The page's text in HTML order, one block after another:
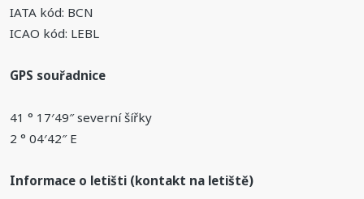
IATA kód: BCN
ICAO kód: LEBL
GPS souřadnice
41 ° 17′49″ severní šířky
2 ° 04′42″ E
Informace o letišti (kontakt na letiště)